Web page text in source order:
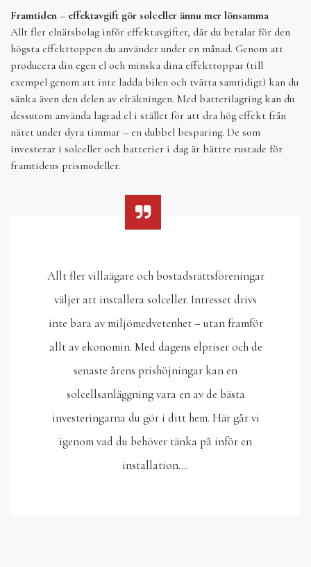
Framtiden – effektavgift gör solceller ännu mer lönsamma
Allt fler elnätsbolag inför effektavgifter, där du betalar för den
högsta effekttoppen du använder under en månad. Genom att
producera din egen el och minska dina effekttoppar (till
exempel genom att inte ladda bilen och tvätta samtidigt) kan du
sänka även den delen av elräkningen. Med batterilagring kan du
dessutom använda lagrad el i stället för att dra hög effekt från
nätet under dyra timmar – en dubbel besparing. De som
investerar i solceller och batterier i dag är bättre rustade för
framtidens prismodeller.
Allt fler villaägare och bostadsrättsföreningar
väljer att installera solceller. Intresset drivs
inte bara av miljömedvetenhet – utan framför
allt av ekonomin. Med dagens elpriser och de
senaste årens prishöjningar kan en
solcellsanläggning vara en av de bästa
investeringarna du gör i ditt hem. Här går vi
igenom vad du behöver tänka på inför en
installation.…